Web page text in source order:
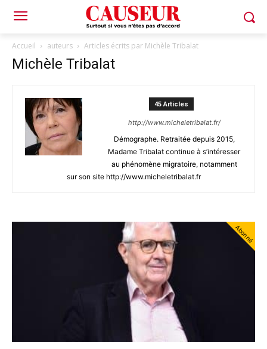
Accueil auteurs Articles écrits par Michèle Tribalat
Michèle Tribalat
45 Articles
http://www.micheletribalat.fr/
Démographe. Retraitée depuis 2015,
Madame Tribalat continue à s’intéresser
au phénomène migratoire, notamment
sur son site http://www.micheletribalat.fr
Abonné